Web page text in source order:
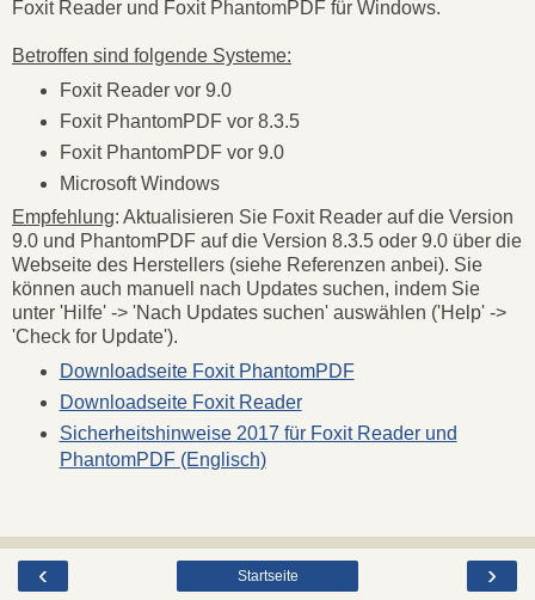
Foxit Reader und Foxit PhantomPDF für Windows.
Betroffen sind folgende Systeme:
Foxit Reader vor 9.0
Foxit PhantomPDF vor 8.3.5
Foxit PhantomPDF vor 9.0
Microsoft Windows
Empfehlung: Aktualisieren Sie Foxit Reader auf die Version
9.0 und PhantomPDF auf die Version 8.3.5 oder 9.0 über die
Webseite des Herstellers (siehe Referenzen anbei). Sie
können auch manuell nach Updates suchen, indem Sie
unter 'Hilfe' -> 'Nach Updates suchen' auswählen ('Help' ->
'Check for Update').
Downloadseite Foxit PhantomPDF
Downloadseite Foxit Reader
Sicherheitshinweise 2017 für Foxit Reader und
PhantomPDF (Englisch)
‹ ›
Startseite